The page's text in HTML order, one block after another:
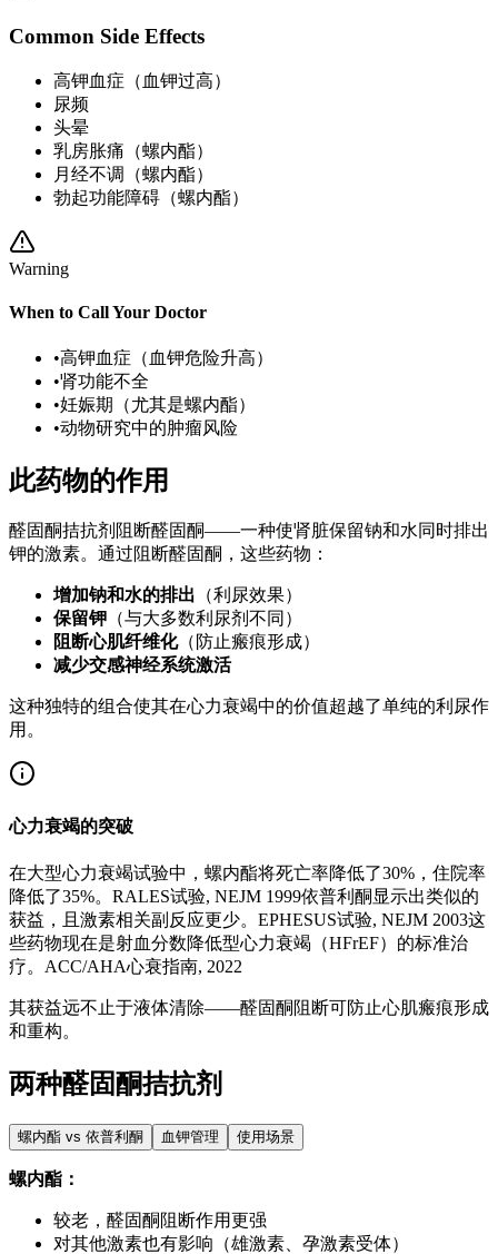
Common Side Effects
高钾血症（血钾过高）
尿频
头晕
乳房胀痛（螺内酯）
月经不调（螺内酯）
勃起功能障碍（螺内酯）
Warning
When to Call Your Doctor
•高钾血症（血钾危险升高）
•肾功能不全
•妊娠期（尤其是螺内酯）
•动物研究中的肿瘤风险
此药物的作用
醛固酮拮抗剂阻断醛固酮——一种使肾脏保留钠和水同时排出
钾的激素。通过阻断醛固酮，这些药物：
增加钠和水的排出 （利尿效果）
保留钾 （与大多数利尿剂不同）
阻断心肌纤维化（防止瘢痕形成）
减少交感神经系统激活
这种独特的组合使其在心力衰竭中的价值超越了单纯的利尿作
用。
心力衰竭的突破
在大型心力衰竭试验中，螺内酯将死亡率降低了30%，住院率
降低了35%。 RALES试验, NEJM 1999依普利酮显示出类似的
获益，且激素相关副反应更少。 EPHESUS试验, NEJM 2003这
些药物现在是射血分数降低型心力衰竭（HFrEF）的标准治
疗。 ACC/AHA心衰指南, 2022
其获益远不止于液体清除——醛固酮阻断可防止心肌瘢痕形成
和重构。
两种醛固酮拮抗剂
螺内酯 vs 依普利酮 血钾管理 使用场景
螺内酯：
较老，醛固酮阻断作用更强
对其他激素也有影响（雄激素、孕激素受体）